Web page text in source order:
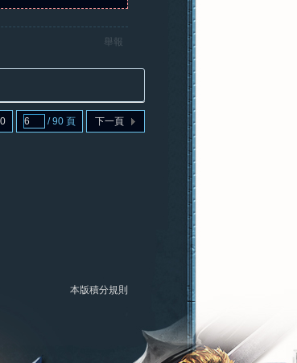
舉報
/ 90 頁 下一頁
本版積分規則